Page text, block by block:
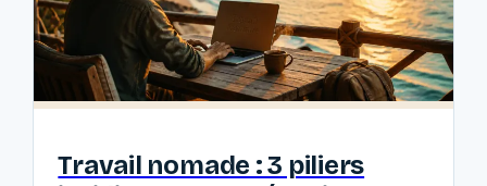
Travail nomade : 3 piliers